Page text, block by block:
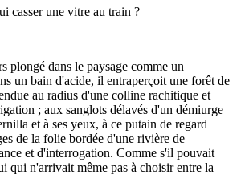
casser une vitre au train ?
plongé dans le paysage comme un
un bain d'acide, il entraperçoit une forêt de
au radius d'une colline rachitique et
; aux sanglots délavés d'un démiurge
et à ses yeux, à ce putain de regard
de la folie bordée d'une rivière de
et d'interrogation. Comme s'il pouvait
qui n'arrivait même pas à choisir entre la